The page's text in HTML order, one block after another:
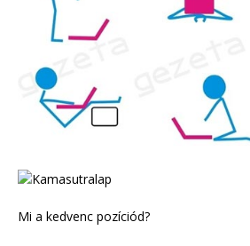
Mi a kedvenc pozíciód?